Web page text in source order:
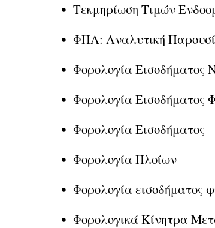
Τεκμηρίωση Τιμών
ΦΠΑ: Αναλυτική
Φορολογία
Φορολογία
Φορολογία
Φορολογία Πλοίων
Φορολογία εισοδήματος
Φορολογικά Κίνητρα